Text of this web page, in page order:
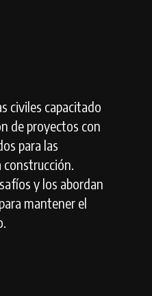
civiles capacitado
de proyectos con
para las
y los abordan
mantener el